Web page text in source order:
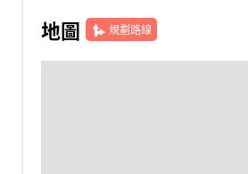
地圖 規劃路線